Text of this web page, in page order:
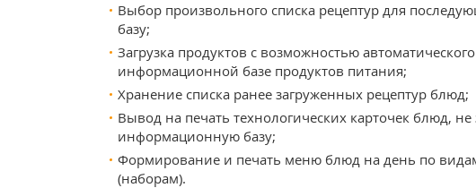
Выбор произвольного списка рецептур для
базу;
Загрузка продуктов с возможностью
информационной базе продуктов питания;
Хранение списка ранее загруженных рецептур блюд;
Вывод на печать технологических карточек блюд,
информационную базу;
Формирование и печать меню блюд на день по
(наборам).